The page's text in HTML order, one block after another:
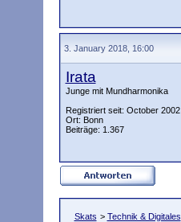
3. January 2018, 16:00
Irata
Junge mit Mundharmonika
Registriert seit: October 2002
Ort: Bonn
Beiträge: 1.367
Skats > Technik & Digitales